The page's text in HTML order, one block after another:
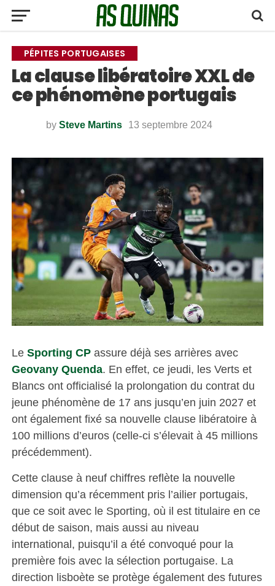
PÉPITES PORTUGAISES
La clause libératoire XXL de
ce phénomène portugais
by Steve Martins 13 septembre 2024
Le Sporting CPassure déjà ses arrières avec
Geovany Quenda. En effet, ce jeudi, les Verts et
Blancs ont officialisé la prolongation du contrat du
jeune phénomène de 17 ans jusqu’en juin 2027 et
ont également fixé sa nouvelle clause libératoire à
100 millions d’euros (celle-ci s’élevait à 45 millions
précédemment).
Cette clause à neuf chiffres reflète la nouvelle
dimension qu’a récemment pris l’ailier portugais,
que ce soit avec le Sporting, où il est titulaire en ce
début de saison, mais aussi au niveau
international, puisqu’il a été convoqué pour la
première fois avec la sélection portugaise. La
direction lisboète se protège également des futures